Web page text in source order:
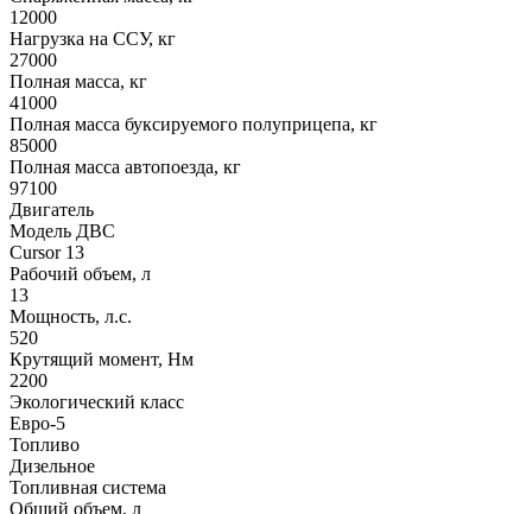
12000
Нагрузка на ССУ, кг
27000
Полная масса, кг
41000
Полная масса буксируемого полуприцепа, кг
85000
Полная масса автопоезда, кг
97100
Двигатель
Модель ДВС
Cursor 13
Рабочий объем, л
13
Мощность, л.с.
520
Крутящий момент, Нм
2200
Экологический класс
Евро-5
Топливо
Дизельное
Топливная система
Общий объем, л